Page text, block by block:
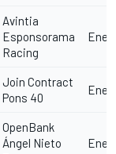
Avintia
Esponsorama
Racing
Join Contract
Pons 40
OpenBank
Ángel Nieto